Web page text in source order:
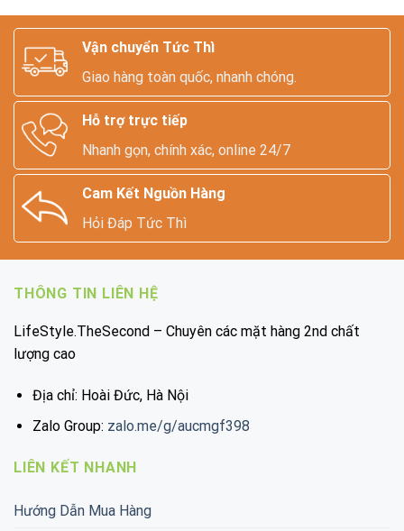
Vận chuyển Tức Thì
Giao hàng toàn quốc, nhanh chóng.
Hỗ trợ trực tiếp
Nhanh gọn, chính xác, online 24/7
Cam Kết Nguồn Hàng
Hỏi Đáp Tức Thì
THÔNG TIN LIÊN HỆ
LifeStyle.TheSecond – Chuyên các mặt hàng 2nd chất
lượng cao
Địa chỉ: Hoài Đức, Hà Nội
Zalo Group: zalo.me/g/aucmgf398
LIÊN KẾT NHANH
Hướng Dẫn Mua Hàng